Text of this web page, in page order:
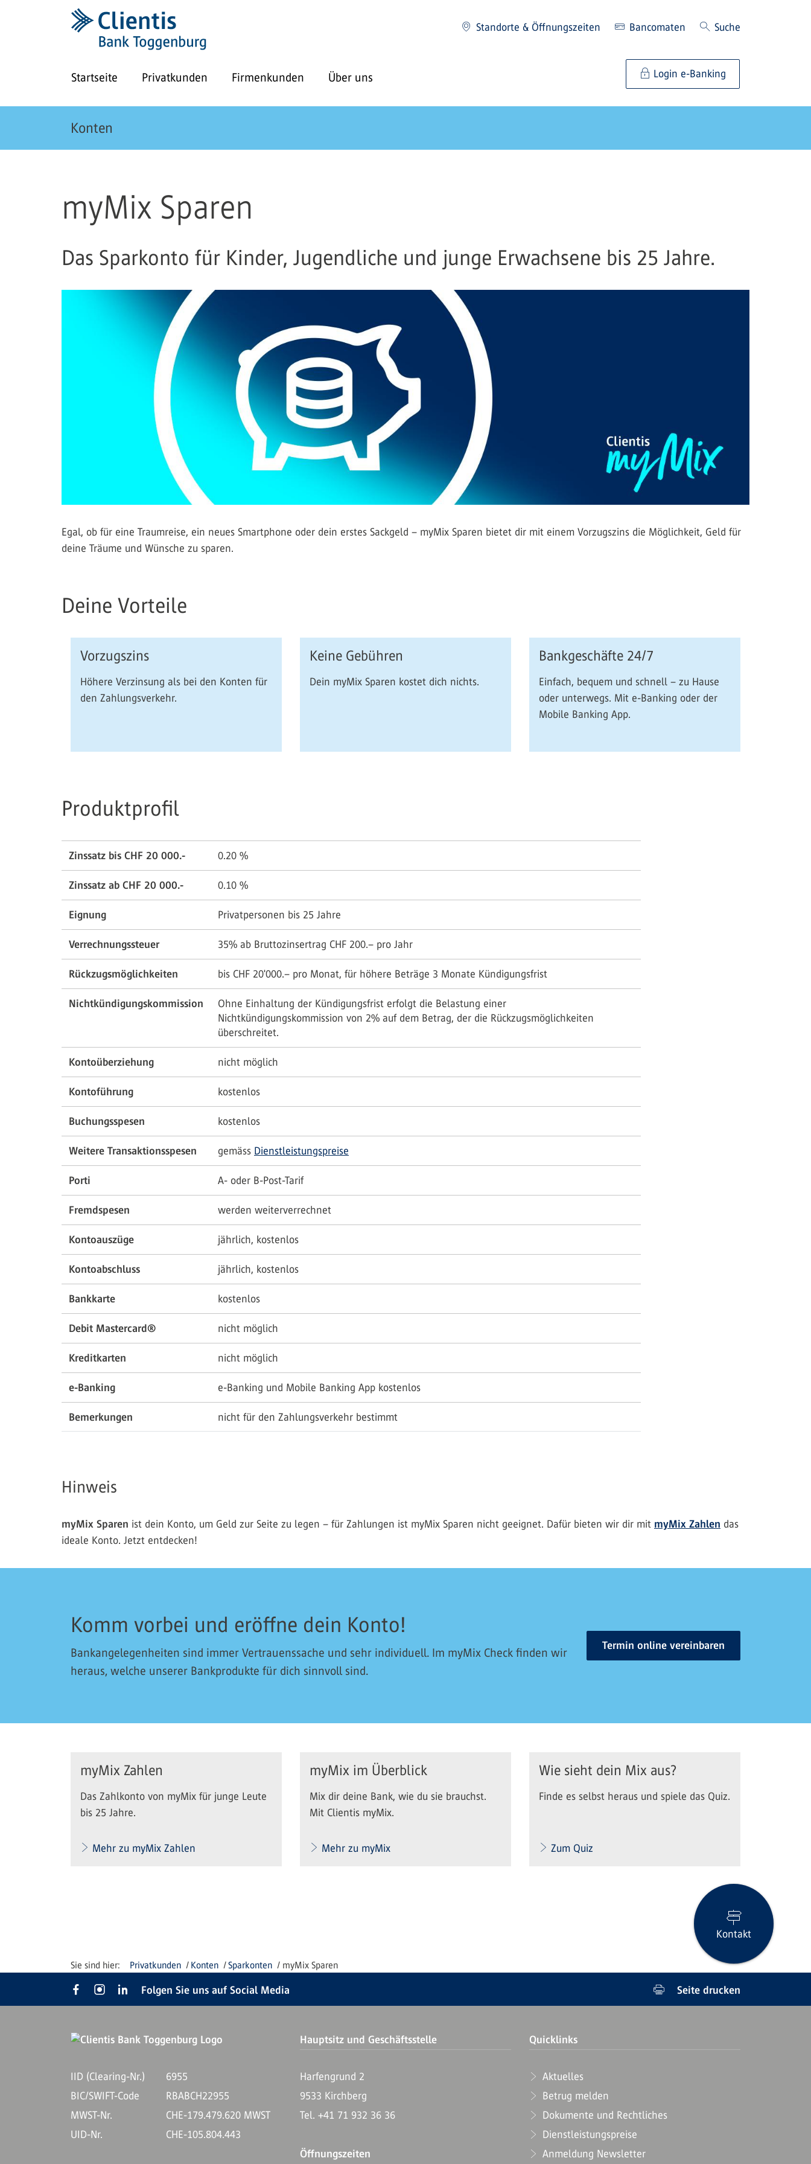
Standorte & Öffnungszeiten Bancomaten Suche
Startseite Privatkunden Firmenkunden Über uns Login e-Banking
Konten
myMix Sparen
Das Sparkonto für Kinder, Jugendliche und junge Erwachsene bis 25 Jahre.
Egal, ob für eine Traumreise, ein neues Smartphone oder dein erstes Sackgeld – myMix Sparen bietet dir mit einem Vorzugszins die Möglichkeit, Geld für
deine Träume und Wünsche zu sparen.
Deine Vorteile
Vorzugszins
Höhere Verzinsung als bei den Konten für
den Zahlungsverkehr.
Keine Gebühren
Dein myMix Sparen kostet dich nichts.
Bankgeschäfte 24/7
Einfach, bequem und schnell – zu Hause
oder unterwegs. Mit e-Banking oder der
Mobile Banking App.
Produktprofil
Zinssatz bis CHF 20 000.- 0.20 %
Zinssatz ab CHF 20 000.- 0.10 %
Eignung Privatpersonen bis 25 Jahre
Verrechnungssteuer 35% ab Bruttozinsertrag CHF 200.– pro Jahr
Rückzugsmöglichkeiten bis CHF 20'000.– pro Monat, für höhere Beträge 3 Monate Kündigungsfrist
Nichtkündigungskommission
Ohne Einhaltung der Kündigungsfrist erfolgt die Belastung einer
Nichtkündigungskommission von 2% auf dem Betrag, der die Rückzugsmöglichkeiten
überschreitet.
Kontoüberziehung nicht möglich
Kontoführung kostenlos
Buchungsspesen kostenlos
Weitere Transaktionsspesen gemäss Dienstleistungspreise
Porti A- oder B-Post-Tarif
Fremdspesen werden weiterverrechnet
Kontoauszüge jährlich, kostenlos
Kontoabschluss jährlich, kostenlos
Bankkarte kostenlos
Debit Mastercard® nicht möglich
Kreditkarten nicht möglich
e-Banking e-Banking und Mobile Banking App kostenlos
Bemerkungen nicht für den Zahlungsverkehr bestimmt
Hinweis
myMix Sparen ist dein Konto, um Geld zur Seite zu legen – für Zahlungen ist myMix Sparen nicht geeignet. Dafür bieten wir dir mit myMix Zahlen das
ideale Konto. Jetzt entdecken!
Komm vorbei und eröffne dein Konto!
Bankangelegenheiten sind immer Vertrauenssache und sehr individuell. Im myMix Check finden wir
heraus, welche unserer Bankprodukte für dich sinnvoll sind.
Termin online vereinbaren
myMix Zahlen
Das Zahlkonto von myMix für junge Leute
bis 25 Jahre.
Mehr zu myMix Zahlen
myMix im Überblick
Mix dir deine Bank, wie du sie brauchst.
Mit Clientis myMix.
Mehr zu myMix
Wie sieht dein Mix aus?
Finde es selbst heraus und spiele das Quiz.
Zum Quiz
Privatkunden Konten Sparkonten myMix Sparen
Kontakt
Folgen Sie uns auf Social Media Seite drucken
Hauptsitz und Geschäftsstelle Quicklinks
IID (Clearing-Nr.)
6955
BIC/SWIFT-Code
RBABCH22955
MWST-Nr.
CHE-179.479.620 MWST
UID-Nr.
CHE-105.804.443
Harfengrund 2
9533 Kirchberg
Tel. +41 71 932 36 36
Öffnungszeiten
Aktuelles
Betrug melden
Dokumente und Rechtliches
Dienstleistungspreise
Anmeldung Newsletter